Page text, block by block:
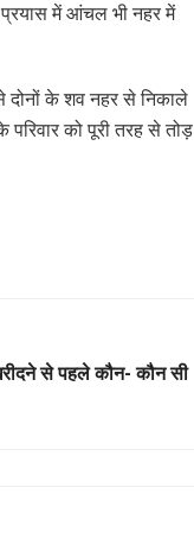
प्रयास में आंचल भी नहर में
दोनों के शव नहर से निकाले
को पूरी तरह से तोड़
से पहले कौन- कौन सी